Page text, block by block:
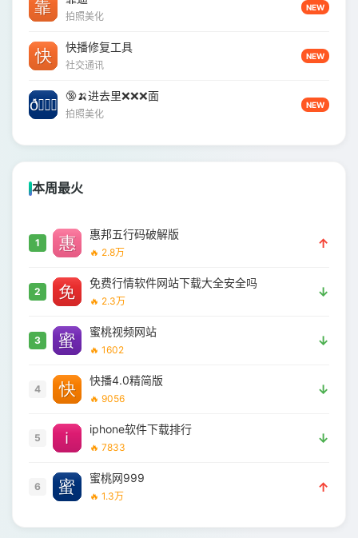
拍照美化
NEW
快播修复工具
社交通讯
NEW
🔞🍌进去里❌❌❌面
拍照美化
NEW
本周最火
1
惠邦五行码破解版
🔥 2.8万
↑
2
免费行情软件网站下载大全安全吗
🔥 2.3万
↓
3
蜜桃视频网站
🔥 1602
↓
4
快播4.0精简版
🔥 9056
↓
5
iphone软件下载排行
🔥 7833
↓
6
蜜桃网999
🔥 1.3万
↑